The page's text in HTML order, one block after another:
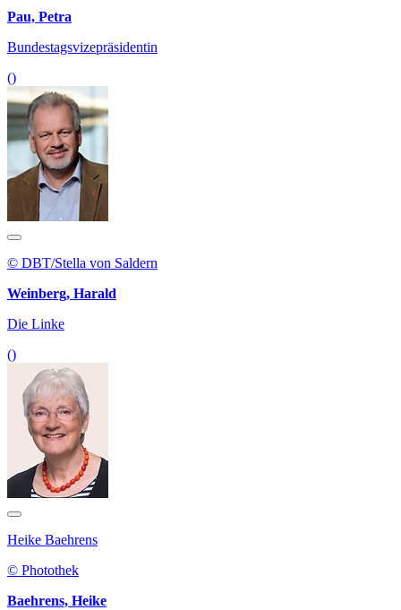
Pau, Petra
Bundestagsvizepräsidentin
()
© DBT/Stella von Saldern
Weinberg, Harald
Die Linke
()
Heike Baehrens
© Photothek
Baehrens, Heike